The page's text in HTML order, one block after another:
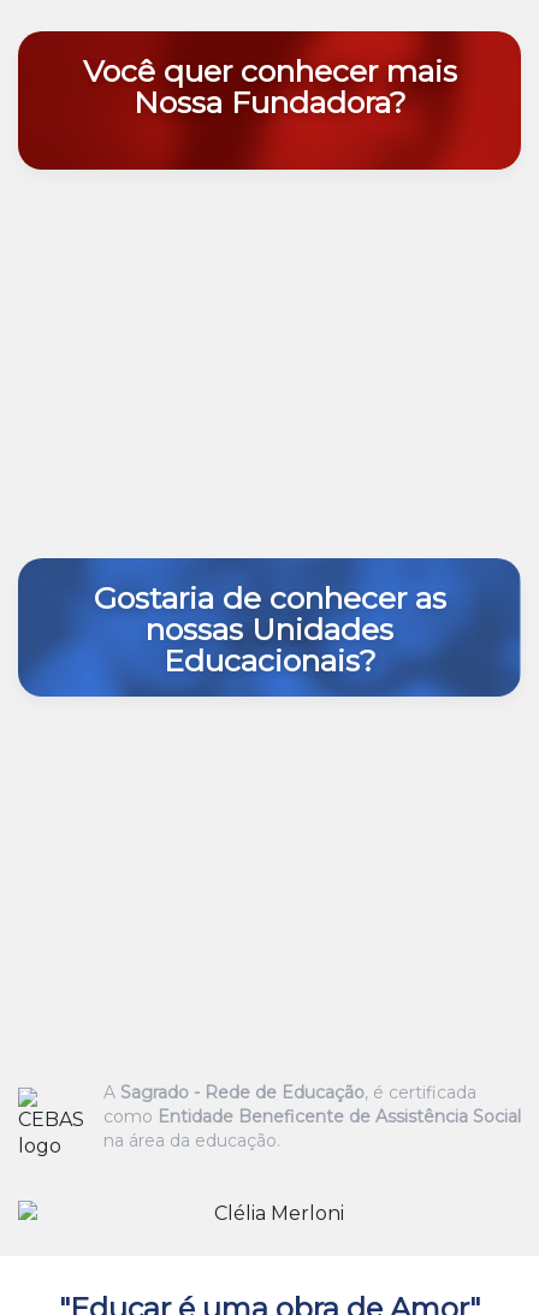
Você quer conhecer mais
Nossa Fundadora?
Gostaria de conhecer as
nossas Unidades
Educacionais?
A Sagrado - Rede de Educação, é certificada
como Entidade Beneficente de Assistência Social
na área da educação.